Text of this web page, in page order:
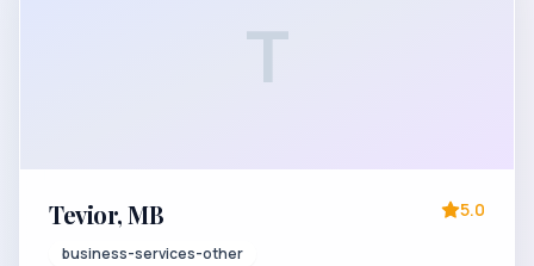
T
Tevior, MB
business-services-other
5.0